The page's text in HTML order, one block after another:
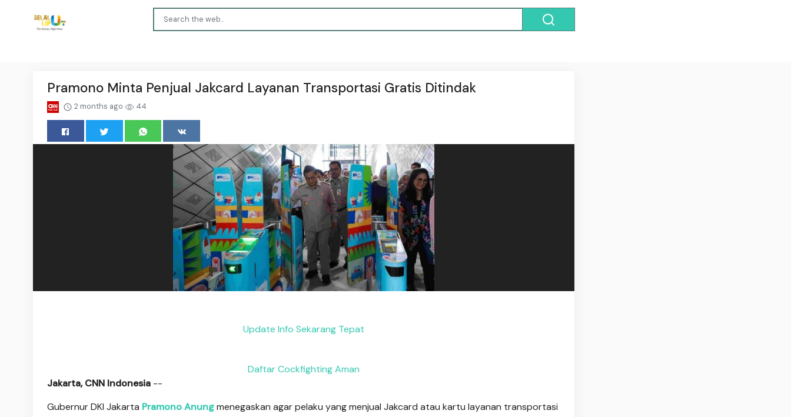
Pramono Minta Penjual Jakcard Layanan Transportasi Gratis Ditindak
2 months ago 44
Update Info Sekarang Tepat
Daftar Cockfighting Aman
Jakarta, CNN Indonesia --
Gubernur DKI Jakarta Pramono Anungmenegaskan agar pelaku yang menjual Jakcard atau kartu layanan transportasi